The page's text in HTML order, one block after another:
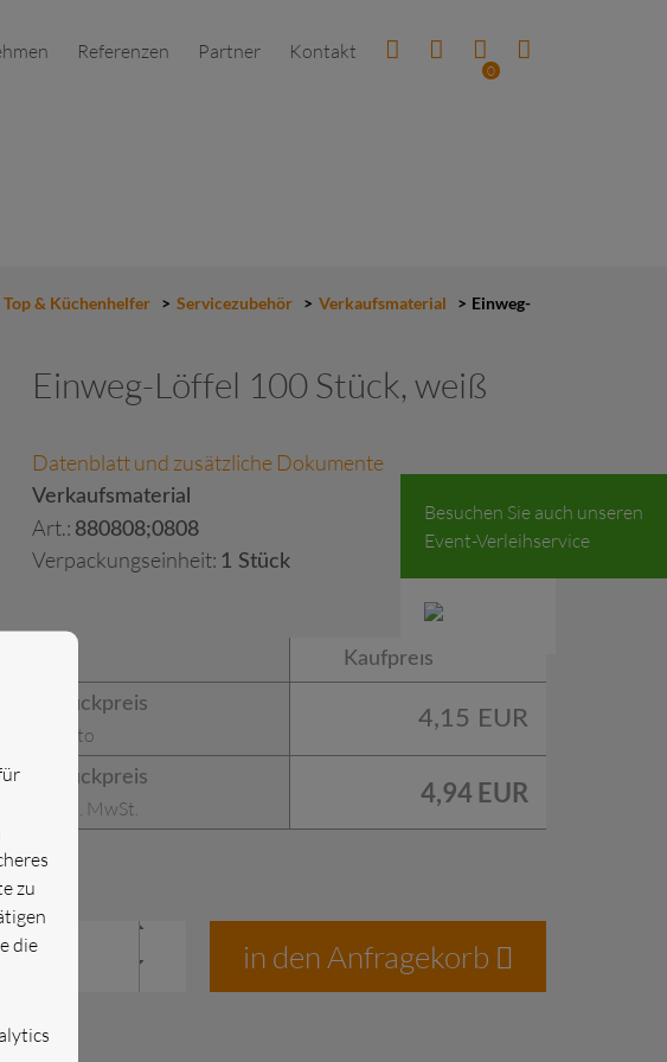
Referenzen Partner Kontakt
0
Besuchen Sie auch unseren
Event-Verleihservice
Top & Küchenhelfer > Servicezubehör > Verkaufsmaterial > Einweg-
Einweg-Löffel 100 Stück, weiß
Datenblatt und zusätzliche Dokumente
Verkaufsmaterial
Art.: 880808;0808
Verpackungseinheit: 1 Stück
Kaufpreis
Stückpreis
netto
4,15 EUR
Stückpreis
inkl. MwSt. 4,94 EUR
in den Anfragekorb
zu
die